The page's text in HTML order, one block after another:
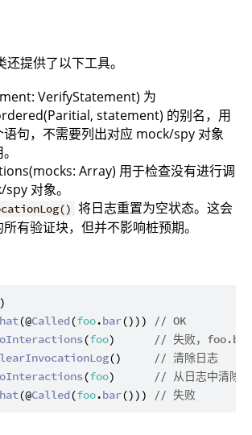
还提供了以下工具。
VerifyStatement) 为
statement) 的别名，用
语句，不需要列出对应 mock/spy 对象
Array) 用于检查没有进行调
对象。
将日志重置为空状态。这会
有验证块，但并不影响桩预期。
(@Called(foo.bar()))
// OK
(foo)
// 失败，
()
// 清除日志
(foo)
// 从日志中清除
(@Called(foo.bar())) // 失败